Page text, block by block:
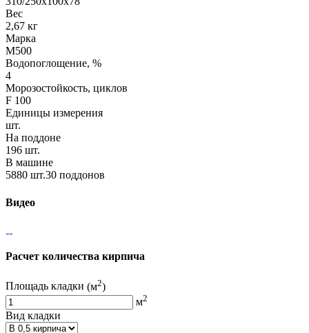
Вес
2,67 кг
Марка
М500
Водопоглощение, %
4
Морозостойкость, циклов
F 100
Единицы измерения
шт.
На поддоне
196 шт.
В машине
5880 шт.30 поддонов
Видео
Расчет количества кирпича
Площадь кладки (м2)
м2
Вид кладки